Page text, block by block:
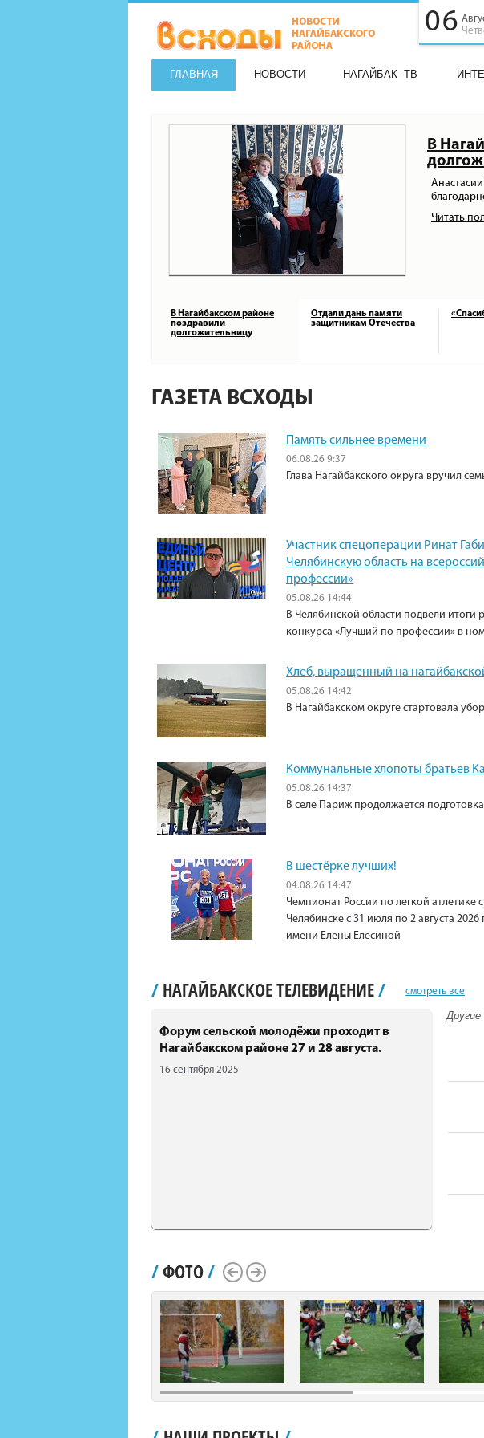
06
ГЛАВНАЯ НОВОСТИ НАГАЙБАК -ТВ
В
Читать
В Нагайбакском районе
поздравили
долгожительницу
Отдали дань памяти
защитникам Отечества
ГАЗЕТА ВСХОДЫ
Память сильнее времени
06.08.26 9:37
Глава Нагайбакского округа вручил
Участник спецоперации Ринат
Челябинскую область на
профессии»
05.08.26 14:44
В Челябинской области подвели итоги
конкурса «Лучший по профессии» в
Хлеб, выращенный на
05.08.26 14:42
В Нагайбакском округе стартовала
Коммунальные хлопоты братьев
05.08.26 14:37
В селе Париж продолжается
В шестёрке лучших!
04.08.26 14:47
Чемпионат России по легкой атлетике
Челябинске с 31 июля по 2 августа
имени Елены Елесиной
/ НАГАЙБАКСКОЕ ТЕЛЕВИДЕНИЕ/ смотреть все
Форум сельской молодёжи проходит в
Нагайбакском районе 27 и 28 августа.
16 сентября 2025
Другие
/ФОТО/
Scroll LeftScroll Right